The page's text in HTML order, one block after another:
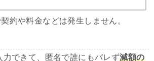
約や料金などは発生しません。
力できて、匿名で誰にもバレず減額の